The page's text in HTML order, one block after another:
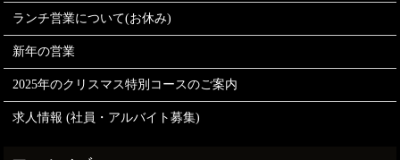
ランチ営業について(お休み)
新年の営業
2025年のクリスマス特別コースのご案内
求人情報 (社員・アルバイト募集)